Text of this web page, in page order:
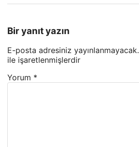
Bir yanıt yazın
E-posta adresiniz yayınlanmayacak.
ile işaretlenmişlerdir
Yorum *